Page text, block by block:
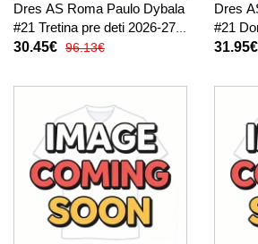
Dres AS Roma Paulo Dybala
#21 Tretina pre deti 2026-27
Krátky Rukáv (+ trenírky)
30.45€ 96.13€
Dres
#21
Rukáv
31.95€